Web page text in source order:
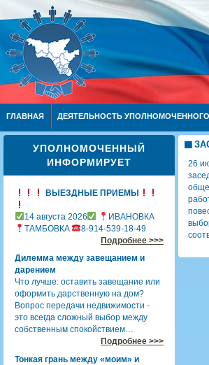
ГЛАВНАЯ ДЕЯТЕЛЬНОСТЬ УПОЛНОМОЧЕННОГО
УПОЛНОМОЧЕННЫЙ
ИНФОРМИРУЕТ
ВЫЕЗДНЫЕ ПРИЕМЫ
14 августа 2026
ИВАНОВКА
ТАМБОВКА
8-914-539-18-49
Подробнее >>>
Дилемма между завещанием и
дарением
Что лучше: оставить завещание или
оформить дарственную на дом?
Вопрос передачи недвижимости -
это всегда сложный выбор между
собственным спокойствием…
Подробнее >>>
Тонкая грань между «моим» и
26